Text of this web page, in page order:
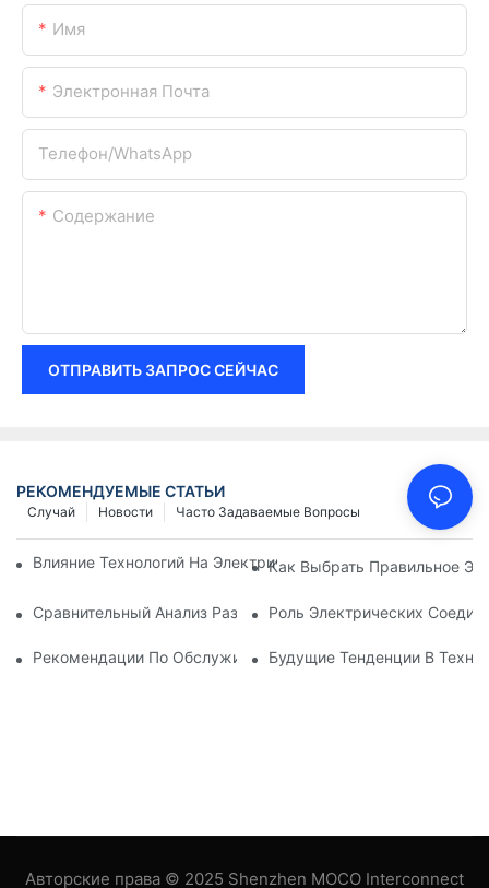
Имя
Электронная Почта
Телефон/WhatsApp
Содержание
ОТПРАВИТЬ ЗАПРОС СЕЙЧАС
РЕКОМЕНДУЕМЫЕ СТАТЬИ
Часто Задаваемые Вопросы
Новости
Случай
Влияние Технологий На Электрические Соединения В
Как Выбрать Правильное
Сравнительный Анализ Различных Типов Электрических
Роль Электрических
Рекомендации По Обслуживанию Электрических
Будущие Тенденции В
Авторские права © 2025 Shenzhen MOCO Interconnect